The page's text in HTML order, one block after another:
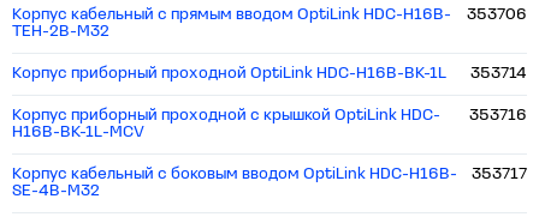
Корпус кабельный с прямым вводом OptiLink HDC-H16B-
TEH-2B-M32
353706
Корпус приборный проходной OptiLink HDC-H16B-BK-1L 353714
Корпус приборный проходной с крышкой OptiLink HDC-
H16B-BK-1L-MCV
353716
Корпус кабельный c боковым вводом OptiLink HDC-H16B-
SE-4B-M32
353717